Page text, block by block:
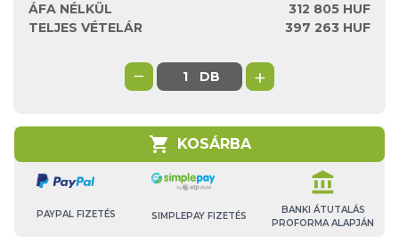
ÁFA NÉLKÜL 312 805 HUF
TELJES VÉTELÁR
397 263 HUF
− DB +
shopping_cart KOSÁRBA
PAYPAL FIZETÉS SIMPLEPAY FIZETÉS
account_balance
BANKI ÁTUTALÁS
PROFORMA ALAPJÁN